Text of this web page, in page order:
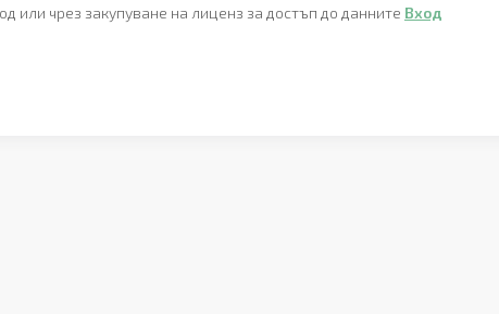
чрез закупуване на лиценз за достъп до данните Вход